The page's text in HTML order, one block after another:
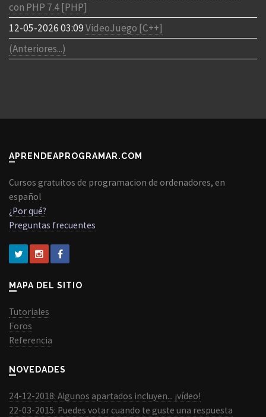
con PHP 7.4 [PHP]
12-05-2026 03:09VideoJuego [C++]
(Anteriores...)
APRENDEAPROGRAMAR.COM
Cursos gratuitos de programacion de ordenadores, en
español
¿Por qué?
Preguntas frecuentes
MAPA DEL SITIO
Tutoriales
Foros
Referencia
NOVEDADES
24-12-2018: Algunos apartados incluyen... ¡vídeo!
22-03-2015: Puedes votar cuando te guste una respuesta